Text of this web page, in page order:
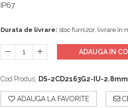
IP67
Durata de livrare: stoc furnizor, livrare în
ADAUGA IN
Cod Produs: DS-2CD2163G2-IU-2.8mm
ADAUGA LA FAVORITE